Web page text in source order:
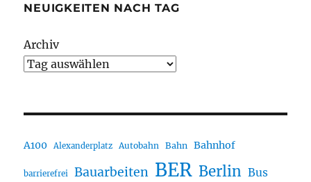
NEUIGKEITEN NACH TAG
Archiv
A100 Alexanderplatz Autobahn Bahn Bahnhof
barrierefrei Bauarbeiten BER Berlin Bus